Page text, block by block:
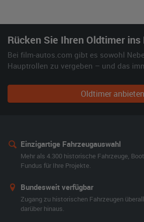
Rücken Sie Ihren Oldtimer
Bei film-autos.com gibt es sowohl
Hauptrollen zu vergeben – und das
Oldtimer anbieten
Einzigartige Fahrzeugauswahl
Mehr als 4.300 historische Fahrzeuge,
Fundus für Ihre Projekte.
Bundesweit verfügbar
Zugang zu historischen Fahrzeugen
darüber hinaus.